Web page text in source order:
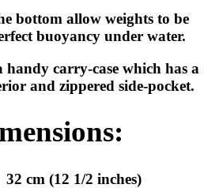
bottom allow weights to be
buoyancy under water.
carry-case which has a
and zippered side-pocket.
32 cm (12 1/2 inches)